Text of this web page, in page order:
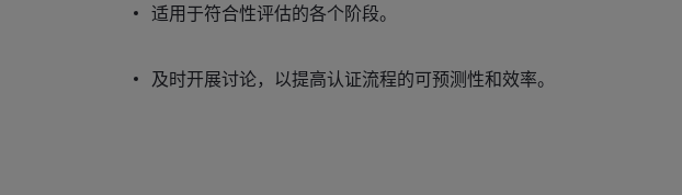
适用于符合性评估的各个阶段。
及时开展讨论，以提高认证流程的可预测性和效率。